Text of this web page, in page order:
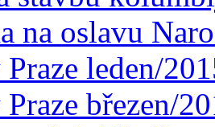
na oslavu
Praze leden/
Praze březen/